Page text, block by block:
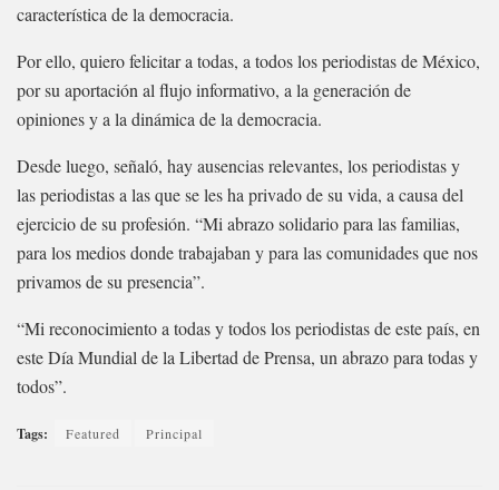
característica de la democracia.
Por ello, quiero felicitar a todas, a todos los periodistas de México,
por su aportación al flujo informativo, a la generación de
opiniones y a la dinámica de la democracia.
Desde luego, señaló, hay ausencias relevantes, los periodistas y
las periodistas a las que se les ha privado de su vida, a causa del
ejercicio de su profesión. “Mi abrazo solidario para las familias,
para los medios donde trabajaban y para las comunidades que nos
privamos de su presencia”.
“Mi reconocimiento a todas y todos los periodistas de este país, en
este Día Mundial de la Libertad de Prensa, un abrazo para todas y
todos”.
Tags: Featured Principal